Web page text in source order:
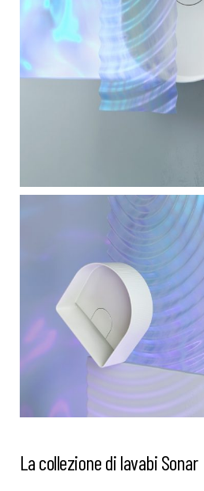
La collezione di lavabi Sonar